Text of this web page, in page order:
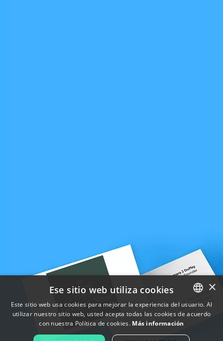
ENGLISH
FRENCH
×
Ese sitio web utiliza cookies
Este sitio web usa cookies para mejorar la experiencia del usuario. Al
utilizar nuestro sitio web, usted acepta todas las cookies de acuerdo
con nuestra Política de cookies. Más información